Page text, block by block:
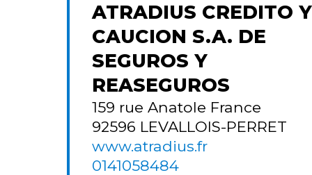
ATRADIUS CREDITO Y
CAUCION S.A. DE
SEGUROS Y
REASEGUROS
159 rue Anatole France
92596 LEVALLOIS-PERRET
www.atradius.fr
0141058484